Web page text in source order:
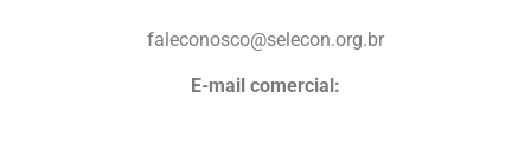
faleconosco@selecon.org.br
E-mail comercial: